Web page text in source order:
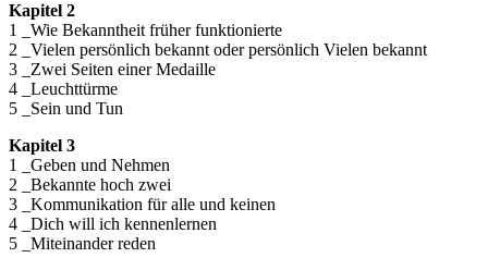
Kapitel 2
1 _Wie Bekanntheit früher funktionierte
2 _Vielen persönlich bekannt oder persönlich Vielen bekannt
3 _Zwei Seiten einer Medaille
4 _Leuchttürme
5 _Sein und Tun
Kapitel 3
1 _Geben und Nehmen
2 _Bekannte hoch zwei
3 _Kommunikation für alle und keinen
4 _Dich will ich kennenlernen
5 _Miteinander reden